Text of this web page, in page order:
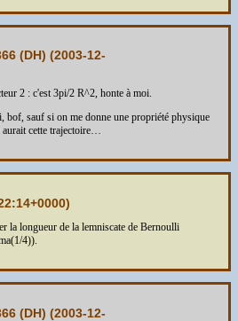
(DH) (2003-12-
2 : c'est 3pi/2 R^2, honte à moi.
bof, sauf si on me donne une propriété physique
aurait cette trajectoire…
)
la longueur de la lemniscate de Bernoulli
4)).
(DH) (2003-12-